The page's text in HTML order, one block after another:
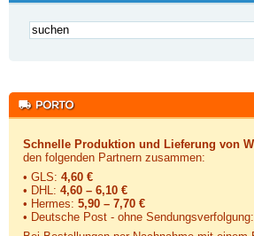
Schnelle Produktion und Lieferung von
den folgenden Partnern zusammen:
• GLS: 4,60 €
• DHL: 4,60 – 6,10 €
• Hermes: 5,90 – 7,70 €
• Deutsche Post - ohne Sendungsverfolgung: